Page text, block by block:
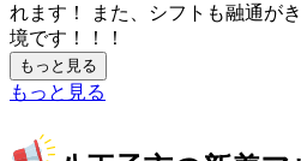
れます！ また、シフトも融通が
境です！！！
もっと見る
もっと見る